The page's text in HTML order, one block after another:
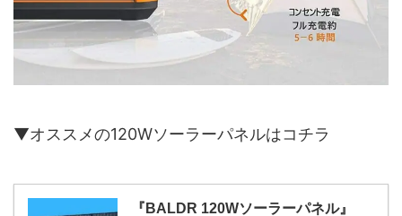
▼オススメの120Wソーラーパネルはコチラ
『BALDR 120Wソーラーパネル』